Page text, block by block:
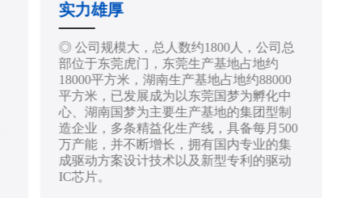
实力雄厚
◎ 公司规模大，总人数约1800人，公司总
部位于东莞虎门，东莞生产基地占地约
18000平方米，湖南生产基地占地约88000
平方米，已发展成为以东莞国梦为孵化中
心、湖南国梦为主要生产基地的集团型制
造企业，多条精益化生产线，具备每月500
万产能，并不断增长，拥有国内专业的集
成驱动方案设计技术以及新型专利的驱动
IC芯片。